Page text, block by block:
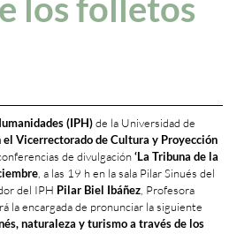
los folletos
(IPH)de la Universidad de
el Vicerrectorado de Cultura y Proyección
de divulgación‘La Tribuna de la
, a las 19 h en la sala Pilar Sinués del
del IPH Pilar Biel Ibáñez, Profesora
la encargada de pronunciar la siguiente
naturaleza y turismo a través de los